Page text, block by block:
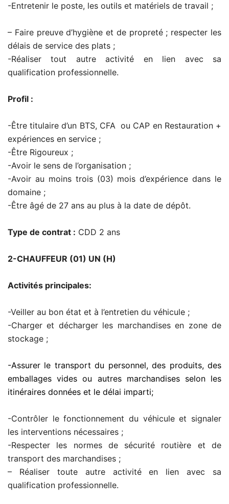
-Entretenir le poste, les outils et matériels de travail ;
– Faire preuve d’hygiène et de propreté ; respecter les
délais de service des plats ;
-Réaliser tout autre activité en lien avec sa
qualification professionnelle.
Profil :
-Être titulaire d’un BTS, CFA ou CAP en Restauration +
expériences en service ;
-Être Rigoureux ;
-Avoir le sens de l’organisation ;
-Avoir au moins trois (03) mois d’expérience dans le
domaine ;
-Être âgé de 27 ans au plus à la date de dépôt.
Type de contrat : CDD 2 ans
2-CHAUFFEUR (01) UN (H)
Activités principales:
-Veiller au bon état et à l’entretien du véhicule ;
-Charger et décharger les marchandises en zone de
stockage ;
-Assurer le transport du personnel, des produits, des
emballages vides ou autres marchandises selon les
itinéraires données et le délai imparti;
-Contrôler le fonctionnement du véhicule et signaler
les interventions nécessaires ;
-Respecter les normes de sécurité routière et de
transport des marchandises ;
– Réaliser toute autre activité en lien avec sa
qualification professionnelle.